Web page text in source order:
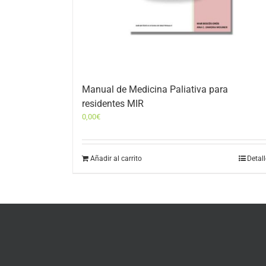
Manual de Medicina Paliativa para
residentes MIR
0,00€
Añadir al carrito